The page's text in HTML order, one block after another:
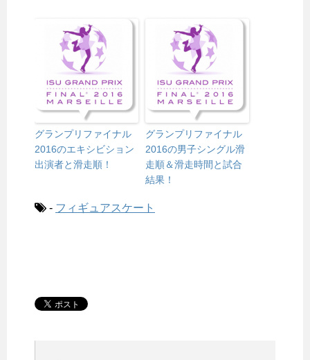
グランプリファイナル
2016のエキシビション
出演者と滑走順！
グランプリファイナル
2016の男子シングル滑
走順＆滑走時間と試合
結果！
- フィギュアスケート